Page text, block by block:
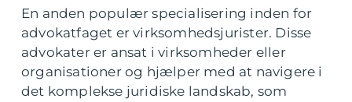
En anden populær specialisering inden for
advokatfaget er virksomhedsjurister. Disse
advokater er ansat i virksomheder eller
organisationer og hjælper med at navigere i
det komplekse juridiske landskab, som